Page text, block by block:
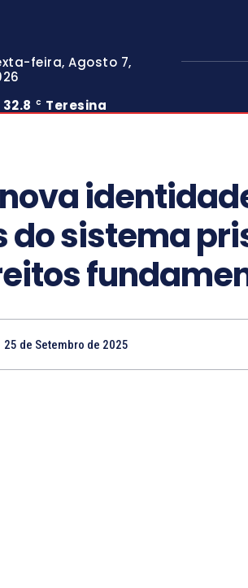
feira, Agosto 7,
32.8
C Teresina
do sistema
25 de Setembro de 2025